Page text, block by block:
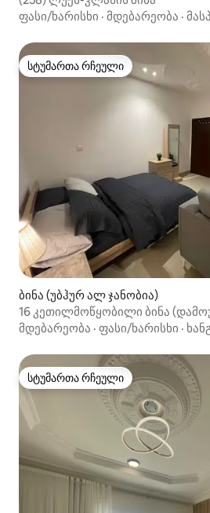
ფასი/ხარისხი · მდებარეობა ·
სტუმართა რჩეული
სტუმართა რჩეული
ბინა (უბჰურ ალ ჯანობია)
16 კეთილმოწყობილი ბინა
დაბინავება)
მდებარეობა · ფასი/ხარისხი ·
სტუმართა რჩეული
სტუმართა რჩეული